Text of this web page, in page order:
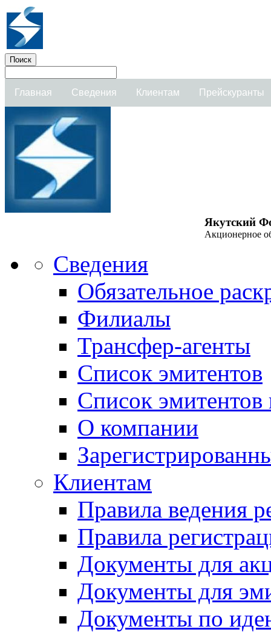
Главная Сведения Клиентам Прейскуранты
Якутский
Акционерное
Сведения
Обязательное
Филиалы
Трансфер-агенты
Список эмитентов
Список эмитентов
О компании
Клиентам
Правила ведения
Правила
Документы для
Документы для
Документы по